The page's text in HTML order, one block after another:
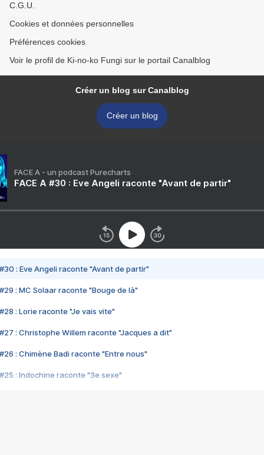
C.G.U.
Cookies et données personnelles
Préférences cookies
Voir le profil de Ki-no-ko Fungi sur le portail Canalblog
Créer un blog sur Canalblog
Créer un blog
FACE A - un podcast Purecharts
FACE A #30 : Eve Angeli raconte "Avant de partir"
#30 : Eve Angeli raconte "Avant de partir"
#29 : MC Solaar raconte "Bouge de là"
#28 : Lorie raconte "Je vais vite"
#27 : Christophe Willem raconte "Jacques a dit"
#26 : Chimène Badi raconte "Entre nous"
#25 : Indochine raconte "3e sexe"